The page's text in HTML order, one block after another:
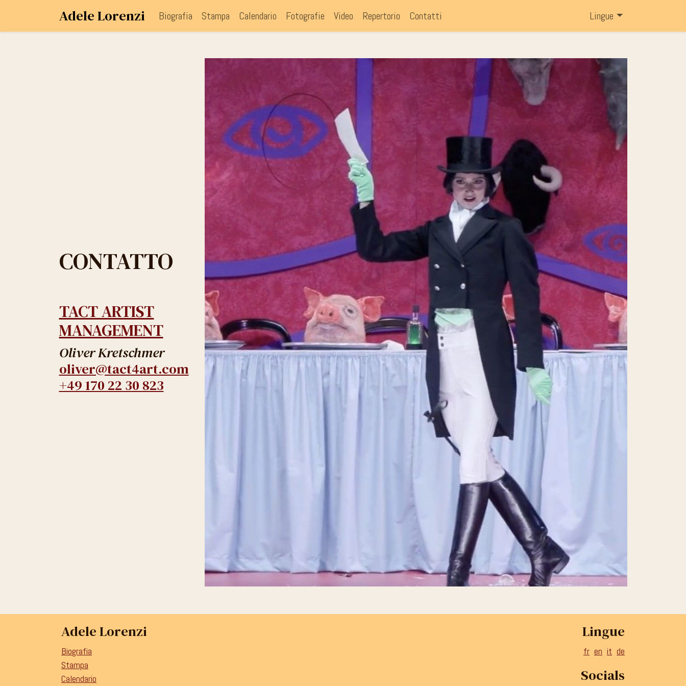
Adele Lorenzi Biografia Stampa Calendario Fotografie Video Repertorio Contatti Lingue
CONTATTO
TACT ARTIST
MANAGEMENT
Oliver Kretschmer
oliver@tact4art.com
+49 170 22 30 823
Adele Lorenzi
Biografia
Stampa
Calendario
Lingue
fr en it de
Socials